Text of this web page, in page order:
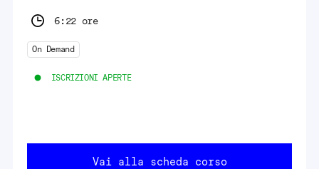
6:22 ore
On Demand
ISCRIZIONI APERTE
Vai alla scheda corso